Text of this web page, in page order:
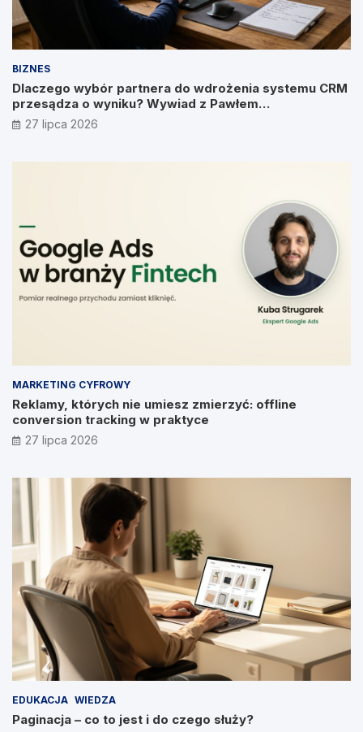
BIZNES
Dlaczego wybór partnera do wdrożenia systemu CRM
przesądza o wyniku? Wywiad z Pawłem
Prymakowskim, CEO IT Vision
27 lipca 2026
MARKETING CYFROWY
Reklamy, których nie umiesz zmierzyć: offline
conversion tracking w praktyce
27 lipca 2026
EDUKACJA WIEDZA
Paginacja – co to jest i do czego służy?